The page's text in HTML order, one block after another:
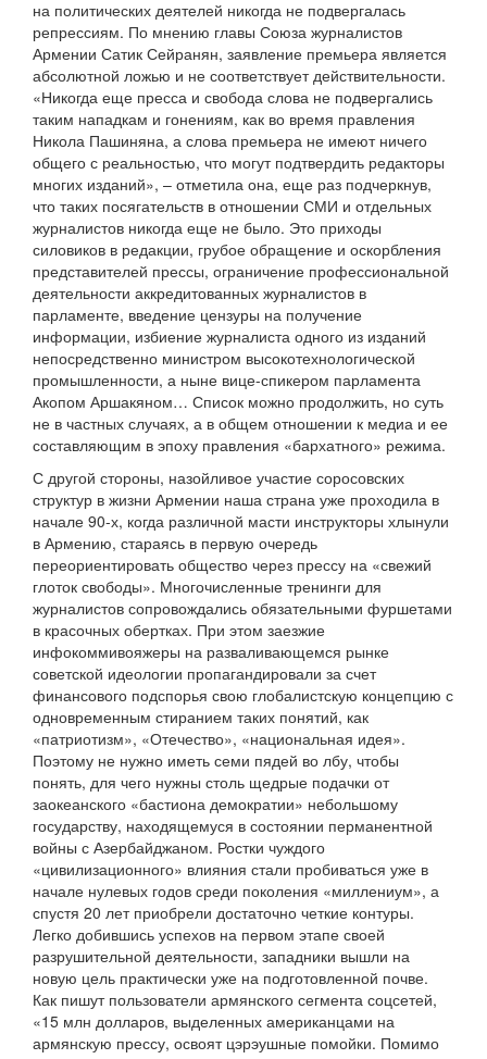
на политических деятелей никогда не подвергалась
репрессиям. По мнению главы Союза журналистов
Армении Сатик Сейранян, заявление премьера является
абсолютной ложью и не соответствует действительности.
«Никогда еще пресса и свобода слова не подвергались
таким нападкам и гонениям, как во время правления
Никола Пашиняна, а слова премьера не имеют ничего
общего с реальностью, что могут подтвердить редакторы
многих изданий», – отметила она, еще раз подчеркнув,
что таких посягательств в отношении СМИ и отдельных
журналистов никогда еще не было. Это приходы
силовиков в редакции, грубое обращение и оскорбления
представителей прессы, ограничение профессиональной
деятельности аккредитованных журналистов в
парламенте, введение цензуры на получение
информации, избиение журналиста одного из изданий
непосредственно министром высокотехнологической
промышленности, а ныне вице-спикером парламента
Акопом Аршакяном… Список можно продолжить, но суть
не в частных случаях, а в общем отношении к медиа и ее
составляющим в эпоху правления «бархатного» режима.
С другой стороны, назойливое участие соросовских
структур в жизни Армении наша страна уже проходила в
начале 90-х, когда различной масти инструкторы хлынули
в Армению, стараясь в первую очередь
переориентировать общество через прессу на «свежий
глоток свободы». Многочисленные тренинги для
журналистов сопровождались обязательными фуршетами
в красочных обертках. При этом заезжие
инфокоммивояжеры на разваливающемся рынке
советской идеологии пропагандировали за счет
финансового подспорья свою глобалистскую концепцию с
одновременным стиранием таких понятий, как
«патриотизм», «Отечество», «национальная идея».
Поэтому не нужно иметь семи пядей во лбу, чтобы
понять, для чего нужны столь щедрые подачки от
заокеанского «бастиона демократии» небольшому
государству, находящемуся в состоянии перманентной
войны с Азербайджаном. Ростки чуждого
«цивилизационного» влияния стали пробиваться уже в
начале нулевых годов среди поколения «миллениум», а
спустя 20 лет приобрели достаточно четкие контуры.
Легко добившись успехов на первом этапе своей
разрушительной деятельности, западники вышли на
новую цель практически уже на подготовленной почве.
Как пишут пользователи армянского сегмента соцсетей,
«15 млн долларов, выделенных американцами на
армянскую прессу, освоят цэрэушные помойки. Помимо